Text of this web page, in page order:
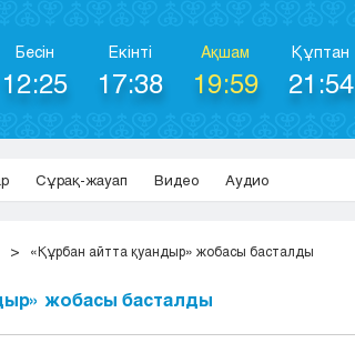
Бесін
12:25
Екінті
17:38
Ақшам
19:59
Құптан
21:54
Сұрақ-жауап Видео Аудио
«Құрбан айтта қуандыр» жобасы басталды
жобасы басталды